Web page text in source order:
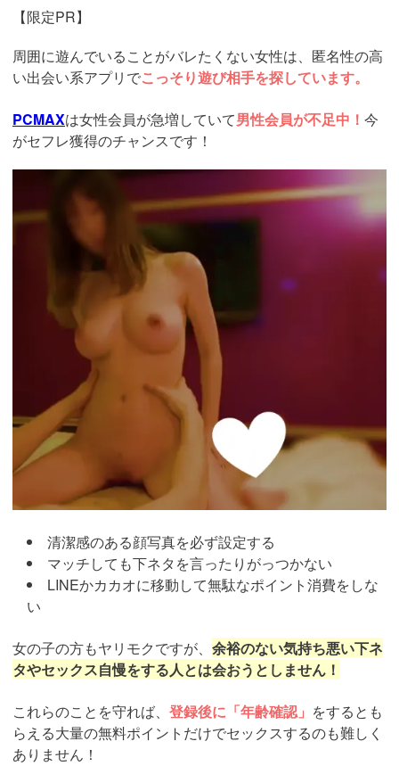
【限定PR】
周囲に遊んでいることがバレたくない女性は、匿名性の高
い出会い系アプリでこっそり遊び相手を探しています。
PCMAXは女性会員が急増していて男性会員が不足中！ 今
がセフレ獲得のチャンスです！
https://pcmax.jp/lp/?
ad_id=rm327007
清潔感のある顔写真を必ず設定する
マッチしても下ネタを言ったりがっつかない
LINEかカカオに移動して無駄なポイント消費をしな
い
女の子の方もヤリモクですが、 余裕のない気持ち悪い下ネ
タやセックス自慢をする人とは会おうとしません！
これらのことを守れば、 登録後に「年齢確認」 をするとも
らえる大量の無料ポイントだけでセックスするのも難しく
ありません！